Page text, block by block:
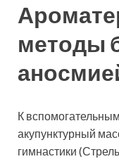
методы
К
акупунктурный
гимнастики